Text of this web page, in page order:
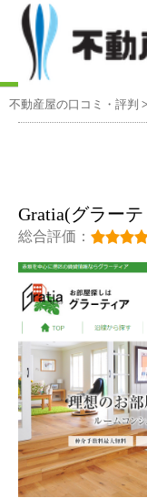
不動産屋の口コミ・評判 >
Gratia(グラー
総合評価：